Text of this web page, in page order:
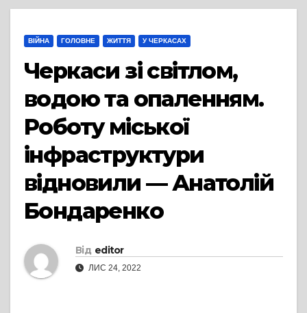
ВІЙНА ГОЛОВНЕ ЖИТТЯ У ЧЕРКАСАХ
Черкаси зі світлом,
водою та опаленням.
Роботу міської
інфраструктури
відновили — Анатолій
Бондаренко
Від editor
ЛИС 24, 2022